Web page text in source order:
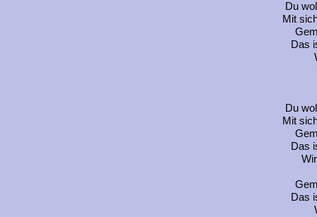
Du
Mit
Das
Du
Mit
Das
Das